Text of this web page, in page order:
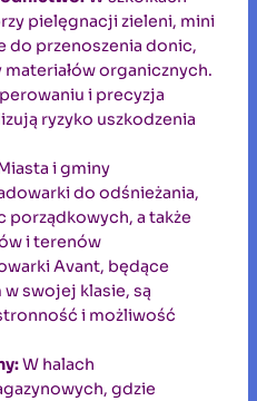
pielęgnacji zieleni, mini
do przenoszenia donic,
materiałów organicznych.
i precyzja
ryzyko uszkodzenia
i gminy
do odśnieżania,
porządkowych, a także
i terenów
Avant, będące
swojej klasie, są
i możliwość
W halach
gdzie